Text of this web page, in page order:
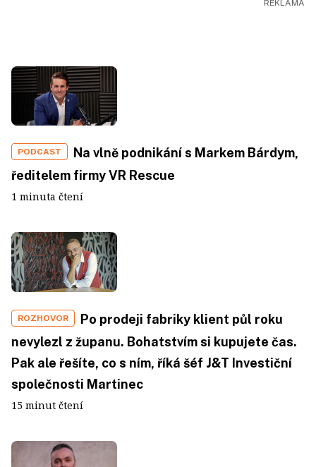
PODCAST
Na vlně podnikání s Markem Bárdym,
ředitelem firmy VR Rescue
1 minuta čtení
ROZHOVOR
Po prodeji fabriky klient půl roku
nevylezl z županu. Bohatstvím si kupujete čas.
Pak ale řešíte, co s ním, říká šéf J&T Investiční
společnosti Martinec
15 minut čtení